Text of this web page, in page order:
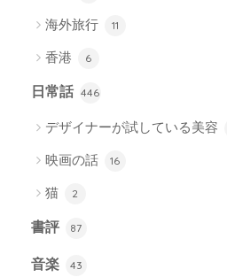
海外旅行 11
香港 6
日常話 446
デザイナーが試している美容
映画の話 16
猫 2
書評 87
音楽 43